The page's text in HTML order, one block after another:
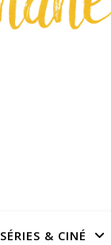
SÉRIES & CINÉ